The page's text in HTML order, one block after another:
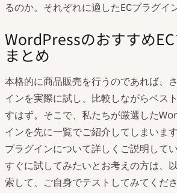
るのか。それぞれに適したECプラグイ
WordPressのおすすめ
まとめ
本格的に商品販売を行うのであれば、
インを実際に試し、比較しながらベス
すはず。そこで、私たちが厳選した
インを先に一覧でご紹介してしまいま
プラグインについて詳しくご説明して
すぐに試してみたいとお考えの方は、
索して、ご自身でテストしてみてくださ